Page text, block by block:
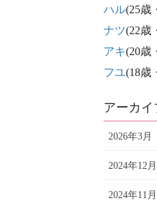
ハル(25歳
ナツ(22歳
アキ(20歳
フユ(18歳
アーカイ
2026年3月
2024年12月
2024年11月